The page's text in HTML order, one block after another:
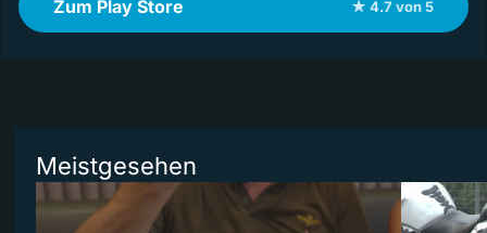
Zum Play Store ★ 4.7 von 5
Meistgesehen